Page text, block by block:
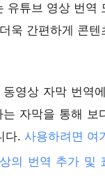
유튜브 영상 번역
욱 간편하게 콘
동영상 자막 번역
자막을 통해 보
다. 사용하려면 여
의 번역 추가 및